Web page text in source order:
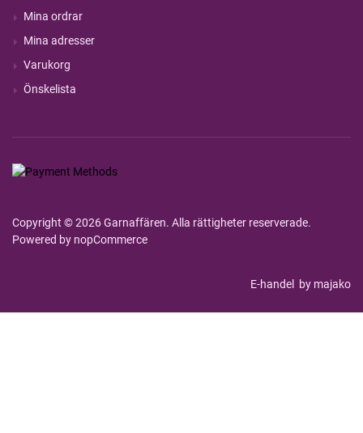
Mina ordrar
Mina adresser
Varukorg
Önskelista
Copyright © 2026 Garnaffären. Alla rättigheter reserverade.
Powered by nopCommerce
E-handel by majako